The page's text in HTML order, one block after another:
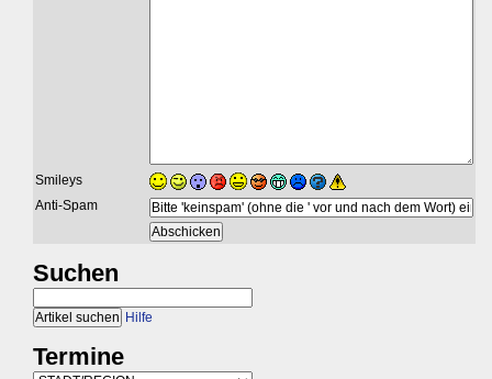
Smileys
Anti-Spam
Suchen
Hilfe
Termine